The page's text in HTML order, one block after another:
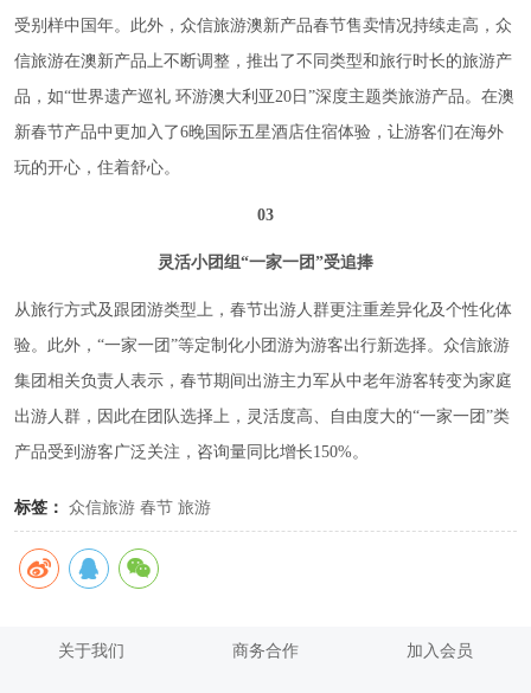
受别样中国年。此外，众信旅游澳新产品春节售卖情况持续走高，众
信旅游在澳新产品上不断调整，推出了不同类型和旅行时长的旅游产
品，如“世界遗产巡礼 环游澳大利亚20日”深度主题类旅游产品。在澳
新春节产品中更加入了6晚国际五星酒店住宿体验，让游客们在海外
玩的开心，住着舒心。
03
灵活小团组“一家一团”受追捧
从旅行方式及跟团游类型上，春节出游人群更注重差异化及个性化体
验。此外，“一家一团”等定制化小团游为游客出行新选择。众信旅游
集团相关负责人表示，春节期间出游主力军从中老年游客转变为家庭
出游人群，因此在团队选择上，灵活度高、自由度大的“一家一团”类
产品受到游客广泛关注，咨询量同比增长150%。
标签： 众信旅游 春节 旅游
关于我们 商务合作 加入会员